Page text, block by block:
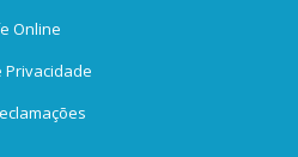
Online
Privacidade